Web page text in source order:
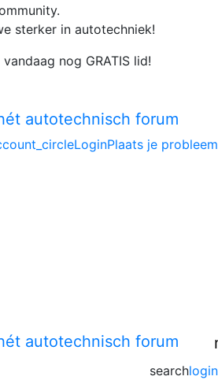
sterker in autotechniek!
nog GRATIS lid!
Plaats je probleem
Login
login
search